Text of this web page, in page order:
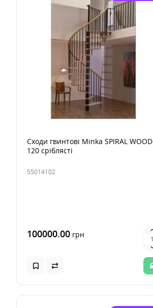
Сходи гвинтові Minka SPIRAL WOOD
120 сріблясті
55014102
100000.00 грн